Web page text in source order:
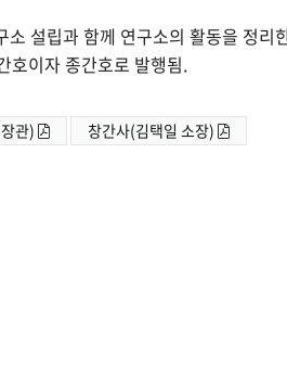
설립과 함께 연구소의 활동을 정
호이자 종간호로 발행됨.
관) 창간사(김택일 소장)